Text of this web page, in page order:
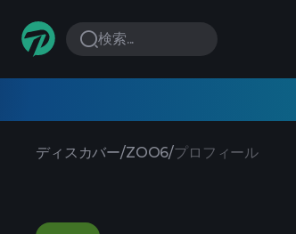
検索...
ディスカバー/ZOO6/プロフィール